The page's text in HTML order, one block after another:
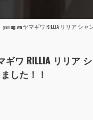
yamagiwa ヤマギワ RILLIA リリア シャンデ
ギワ RILLIA リリア
した！！